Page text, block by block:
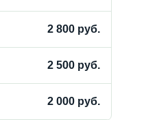
2 800 руб.
2 500 руб.
2 000 руб.